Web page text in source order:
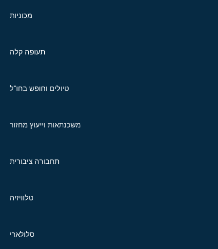
מכוניות
תעופה קלה
טיולים וחופש בחו"ל
משכנתאות וייעוץ מחזור
תחבורה ציבורית
טלוויזיה
סלולארי